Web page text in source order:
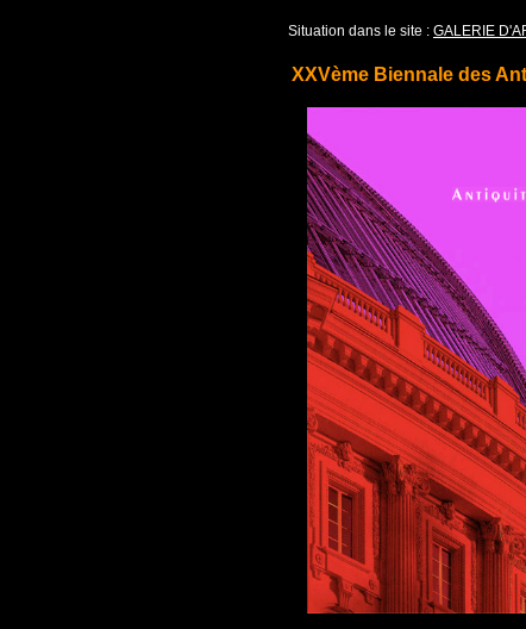
Situation dans le site : GALERIE
XXVème Biennale des